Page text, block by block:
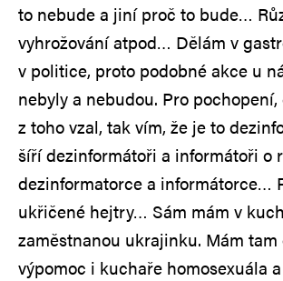
to nebude a jiní proč to bude…
vyhrožování atpod… Dělám v
v politice, proto podobné akce u
nebyly a nebudou. Pro
z toho vzal, tak vím, že je to
šíří dezinformátoři a informátoři o
dezinformatorce a informátorce…
ukřičené hejtry… Sám mám v
zaměstnanou ukrajinku. Mám tam
výpomoc i kuchaře homosexuála